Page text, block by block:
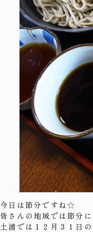
今日は節分ですね☆
皆さんの地域では節分
土浦では１２月３１日